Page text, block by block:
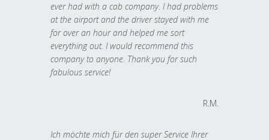
ever had with a cab company. I had problems
at the airport and the driver stayed with me
for over an hour and helped me sort
everything out. I would recommend this
company to anyone. Thank you for such
fabulous service!
R.M.
Ich möchte mich für den super Service Ihrer